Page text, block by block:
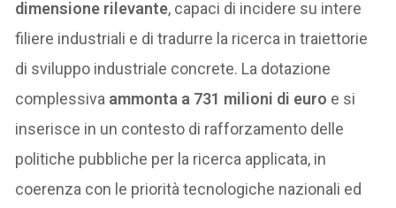
dimensione rilevante, capaci di incidere su intere
filiere industriali e di tradurre la ricerca in traiettorie
di sviluppo industriale concrete. La dotazione
complessiva ammonta a 731 milioni di euro e si
inserisce in un contesto di rafforzamento delle
politiche pubbliche per la ricerca applicata, in
coerenza con le priorità tecnologiche nazionali ed